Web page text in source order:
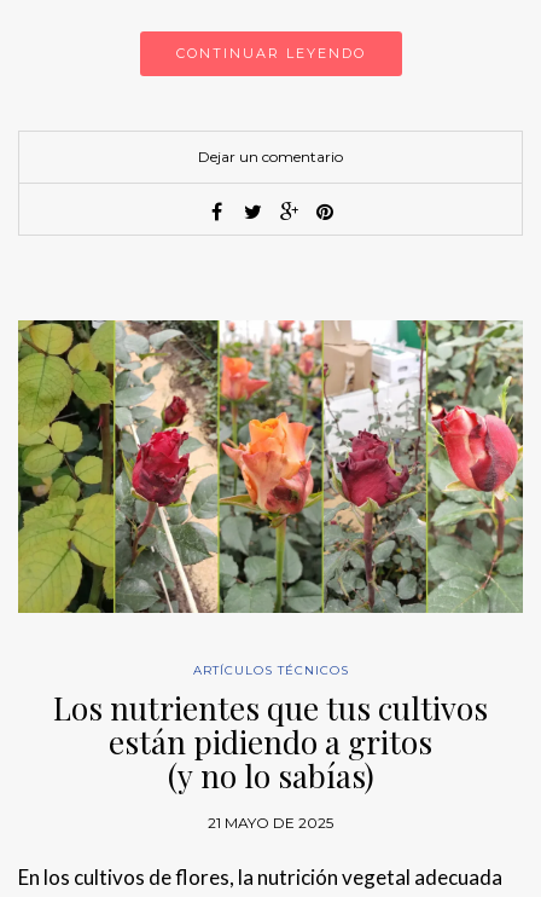
CONTINUAR LEYENDO
Dejar un comentario
ARTÍCULOS TÉCNICOS
Los nutrientes que tus cultivos
están pidiendo a gritos
(y no lo sabías)
21 MAYO DE 2025
En los cultivos de flores, la nutrición vegetal adecuada